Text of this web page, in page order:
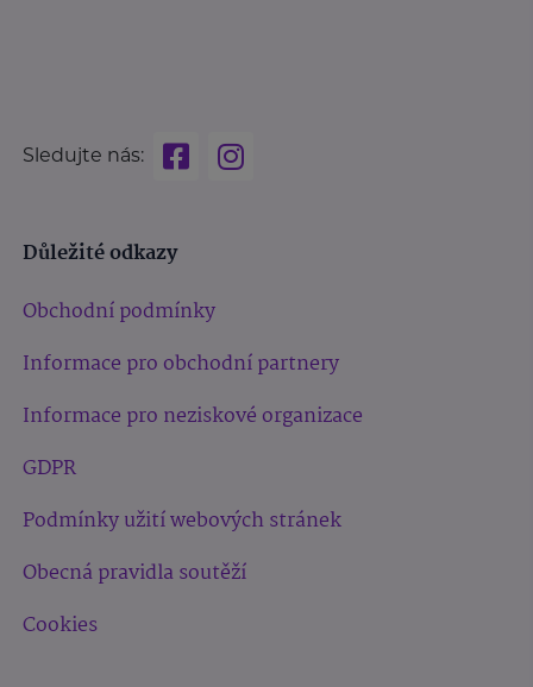
Sledujte nás:
Důležité odkazy
Obchodní podmínky
Informace pro obchodní partnery
Informace pro neziskové organizace
GDPR
Podmínky užití webových stránek
Obecná pravidla soutěží
Cookies